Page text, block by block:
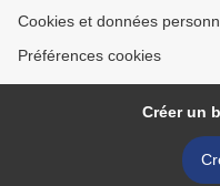
Cookies et données
Préférences cookies
Créer un